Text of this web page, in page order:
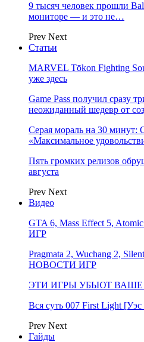
9 тысяч человек прошли
мониторе — и это не…
Prev Next
Статьи
MARVEL Tōkon Fighting
уже здесь
Game Pass получил сразу
неожиданный шедевр от
Серая мораль на 30 минут:
«Максимальное
Пять громких релизов
августа
Prev Next
Видео
GTA 6, Mass Effect 5,
ИГР
Pragmata 2, Wuchang 2,
НОВОСТИ ИГР
ЭТИ ИГРЫ УБЬЮТ ВАШЕ
Вся суть 007 First Light
Prev Next
Гайды